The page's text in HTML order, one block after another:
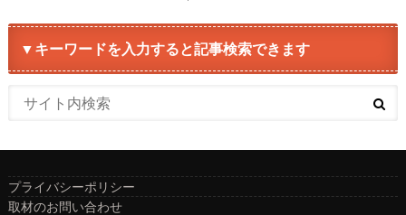
▼キーワードを入力すると記事検索できます
プライバシーポリシー
取材のお問い合わせ